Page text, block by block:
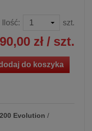
Ilość: szt.
zł / szt.
do koszyka
Evolution /